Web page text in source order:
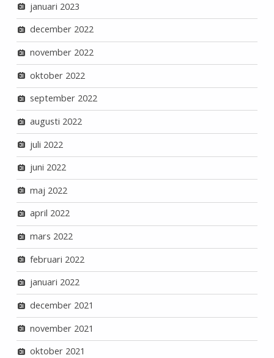
januari 2023
december 2022
november 2022
oktober 2022
september 2022
augusti 2022
juli 2022
juni 2022
maj 2022
april 2022
mars 2022
februari 2022
januari 2022
december 2021
november 2021
oktober 2021